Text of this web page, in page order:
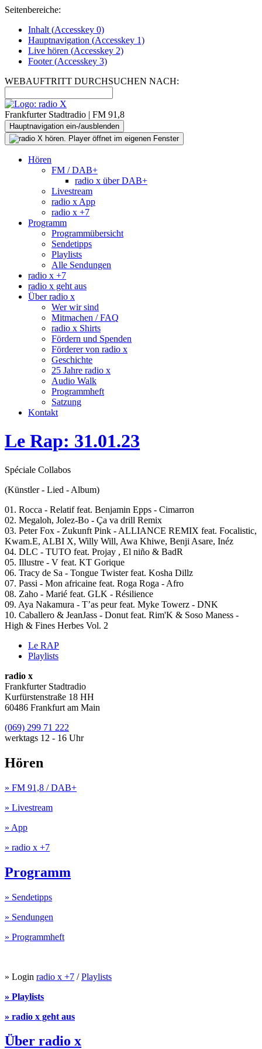
Seitenbereiche:
Inhalt (Accesskey 0)
Hauptnavigation (Accesskey 1)
Live hören (Accesskey 2)
Footer(Accesskey 3)
WEBAUFTRITT DURCHSUCHEN NACH:
Frankfurter Stadtradio | FM 91,8
Hauptnavigation ein-/ausblenden
Hören
FM / DAB+
radio x über DAB+
Livestream
radio x App
radio x +7
Programm
Programmübersicht
Sendetipps
Playlists
Alle Sendungen
radio x +7
radio x geht aus
Über radio x
Wer wir sind
Mitmachen / FAQ
radio x Shirts
Fördern und Spenden
Förderer von radio x
Geschichte
25 Jahre radio x
Audio Walk
Programmheft
Satzung
Kontakt
Le Rap: 31.01.23
Spéciale Collabos
(Künstler - Lied - Album)
01. Rocca - Relatif feat. Benjamin Epps - Cimarron
02. Megaloh, Jolez-Bo - Ça va drill Remix
03. Peter Fox - Zukunft Pink - ALLIANCE REMIX feat. Focalistic,
Kwam.E, ALBI X, Willy Will, Awa Khiwe, Benji Asare, Inéz
04. DLC - TUTO feat. Projay , El niño & BadR
05. Illustre - V feat. KT Gorique
06. Tracy de Sa - Tongue Twister feat. Kosha Dillz
07. Passi - Mon africaine feat. Roga Roga - Afro
08. Zaho - Marié feat. GLK - Résilience
09. Aya Nakamura - T’as peur feat. Myke Towerz - DNK
10. Caballero & JeanJass - Donut feat. Rim'K & Soso Maness -
High & Fines Herbes Vol. 2
Le RAP
Playlists
radio x
Frankfurter Stadtradio
Kurfürstenstraße 18 HH
60486 Frankfurt am Main
(069) 299 71 222
werktags 12 - 16 Uhr
Hören
» FM 91,8 / DAB+
» Livestream
» App
» radio x +7
Programm
» Sendetipps
» Sendungen
» Programmheft
» Login radio x +7 /Playlists
» Playlists
» radio x geht aus
Über radio x